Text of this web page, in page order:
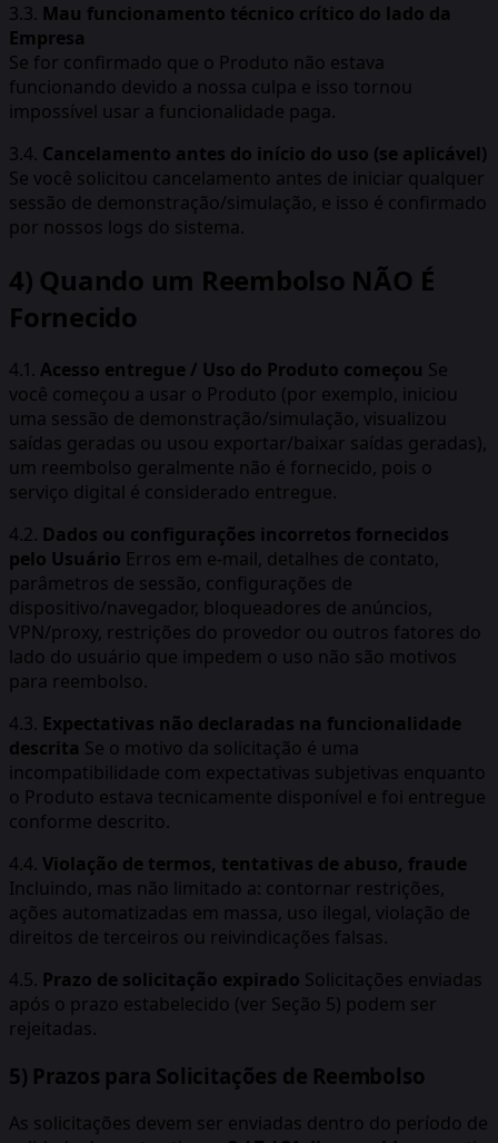
3.3. Mau funcionamento técnico crítico do lado da
Empresa
Se for confirmado que o Produto não estava
funcionando devido a nossa culpa e isso tornou
impossível usar a funcionalidade paga.
3.4. Cancelamento antes do início do uso (se aplicável)
Se você solicitou cancelamento antes de iniciar qualquer
sessão de demonstração/simulação, e isso é confirmado
por nossos logs do sistema.
4) Quando um Reembolso NÃO É
Fornecido
4.1. Acesso entregue / Uso do Produto começou Se
você começou a usar o Produto (por exemplo, iniciou
uma sessão de demonstração/simulação, visualizou
saídas geradas ou usou exportar/baixar saídas geradas),
um reembolso geralmente não é fornecido, pois o
serviço digital é considerado entregue.
4.2. Dados ou configurações incorretos fornecidos
pelo Usuário Erros em e-mail, detalhes de contato,
parâmetros de sessão, configurações de
dispositivo/navegador, bloqueadores de anúncios,
VPN/proxy, restrições do provedor ou outros fatores do
lado do usuário que impedem o uso não são motivos
para reembolso.
4.3. Expectativas não declaradas na funcionalidade
descrita Se o motivo da solicitação é uma
incompatibilidade com expectativas subjetivas enquanto
o Produto estava tecnicamente disponível e foi entregue
conforme descrito.
4.4. Violação de termos, tentativas de abuso, fraude
Incluindo, mas não limitado a: contornar restrições,
ações automatizadas em massa, uso ilegal, violação de
direitos de terceiros ou reivindicações falsas.
4.5. Prazo de solicitação expirado Solicitações enviadas
após o prazo estabelecido (ver Seção 5) podem ser
rejeitadas.
5) Prazos para Solicitações de Reembolso
As solicitações devem ser enviadas dentro do período de